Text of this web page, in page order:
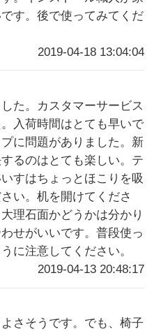
す。後で使ってみてくだ
2019-04-18 13:04:04
た。カスタマーサービス
入荷時間はとても早いで
に問題がありました。新
るのはとても楽しい。テ
すはちょっとほこりを吸
い。机を開けてくださ
理石面かどうかは分かり
せがいいです。普段使っ
に注意してください。
2019-04-13 20:48:17
さそうです。でも、椅子